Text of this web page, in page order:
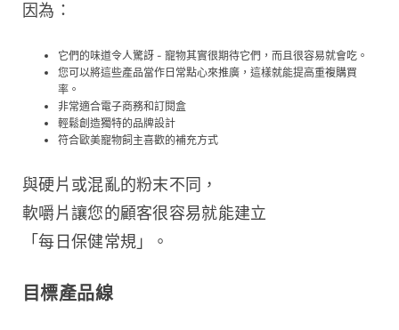
因為：
它們的味道令人驚訝 - 寵物其實很期待它們，而且很容易就會吃。
您可以將這些產品當作日常點心來推廣，這樣就能提高重複購買
率。
非常適合電子商務和訂閱盒
輕鬆創造獨特的品牌設計
符合歐美寵物飼主喜歡的補充方式
與硬片或混亂的粉末不同，
軟嚼片讓您的顧客很容易就能建立
「每日保健常規」。
目標產品線